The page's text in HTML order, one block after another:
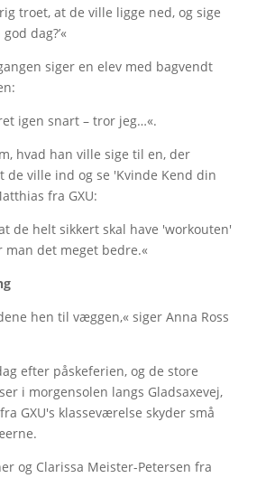
troet, at de ville ligge ned, og sige
dag?’«
siger en elev med bagvendt
igen snart – tror jeg…«.
hvad han ville sige til en, der
de ville ind og se 'Kvinde Kend din
fra GXU:
de helt sikkert skal have 'workouten'
man det meget bedre.«
hen til væggen,« siger Anna Ross
efter påskeferien, og de store
i morgensolen langs Gladsaxevej,
GXU's klasseværelse skyder små
og Clarissa Meister-Petersen fra